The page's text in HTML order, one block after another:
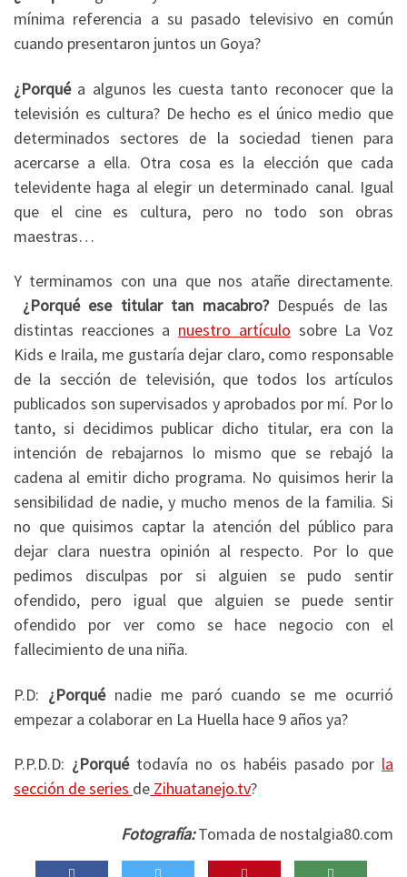
mínima referencia a su pasado televisivo en común
cuando presentaron juntos un Goya?
¿Porquéa algunos les cuesta tanto reconocer que la
televisión es cultura? De hecho es el único medio que
determinados sectores de la sociedad tienen para
acercarse a ella. Otra cosa es la elección que cada
televidente haga al elegir un determinado canal. Igual
que el cine es cultura, pero no todo son obras
maestras…
Y terminamos con una que nos atañe directamente.
¿Porqué ese titular tan macabro?Después de las
distintas reacciones a nuestro artículo sobre La Voz
Kids e Iraila, me gustaría dejar claro, como responsable
de la sección de televisión, que todos los artículos
publicados son supervisados y aprobados por mí. Por lo
tanto, si decidimos publicar dicho titular, era con la
intención de rebajarnos lo mismo que se rebajó la
cadena al emitir dicho programa. No quisimos herir la
sensibilidad de nadie, y mucho menos de la familia. Si
no que quisimos captar la atención del público para
dejar clara nuestra opinión al respecto. Por lo que
pedimos disculpas por si alguien se pudo sentir
ofendido, pero igual que alguien se puede sentir
ofendido por ver como se hace negocio con el
fallecimiento de una niña.
P.D: ¿Porquénadie me paró cuando se me ocurrió
empezar a colaborar en La Huella hace 9 años ya?
P.P.D.D: ¿Porquétodavía no os habéis pasado por la
sección de series de Zihuatanejo.tv?
Fotografía:Tomada de nostalgia80.com